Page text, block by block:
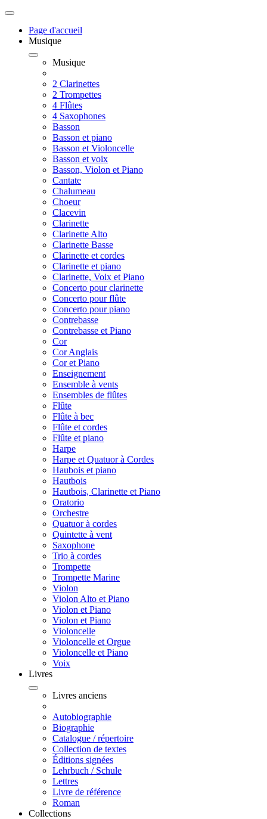
Page d'accueil
Musique
Musique
2 Clarinettes
2 Trompettes
4 Flûtes
4 Saxophones
Basson
Basson et piano
Basson et Violoncelle
Basson et voix
Basson, Violon et Piano
Cantate
Chalumeau
Choeur
Clacevin
Clarinette
Clarinette Alto
Clarinette Basse
Clarinette et cordes
Clarinette et piano
Clarinette, Voix et Piano
Concerto pour clarinette
Concerto pour flûte
Concerto pour piano
Contrebasse
Contrebasse et Piano
Cor
Cor Anglais
Cor et Piano
Enseignement
Ensemble à vents
Ensembles de flûtes
Flûte
Flûte à bec
Flûte et cordes
Flûte et piano
Harpe
Harpe et Quatuor à Cordes
Haubois et piano
Hautbois
Hautbois, Clarinette et Piano
Oratorio
Orchestre
Quatuor à cordes
Quintette à vent
Saxophone
Trio à cordes
Trompette
Trompette Marine
Violon
Violon Alto et Piano
Violon et Piano
Violon et Piano
Violoncelle
Violoncelle et Orgue
Violoncelle et Piano
Voix
Livres
Livres anciens
Autobiographie
Biographie
Catalogue / répertoire
Collection de textes
Éditions signées
Lehrbuch / Schule
Lettres
Livre de référence
Roman
Collections